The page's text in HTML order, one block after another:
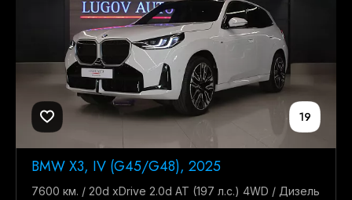
19
BMW X3, IV (G45/G48), 2025
7600 км. / 20d xDrive 2.0d AT (197 л.с.) 4WD / Дизель